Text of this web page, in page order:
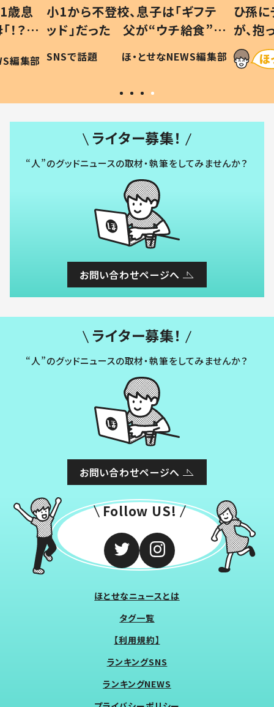
歳息
？」
編集部
小1から不登校、息子は「ギフテ
ッド」だった 父が“ウチ給食”を
作り続ける理由とは #令和の親
#令和の子
SNSで話題 ほ・とせなNEWS編集部
ひ孫
が、
「涙が
い」
ライター募集！
“人”のグッドニュースの取材・執筆をしてみませんか？
お問い合わせページへ
ライター募集！
“人”のグッドニュースの取材・執筆をしてみませんか？
お問い合わせページへ
Follow US!
ほとせなニュースとは
タグ一覧
【利用規約】
ランキングSNS
ランキングNEWS